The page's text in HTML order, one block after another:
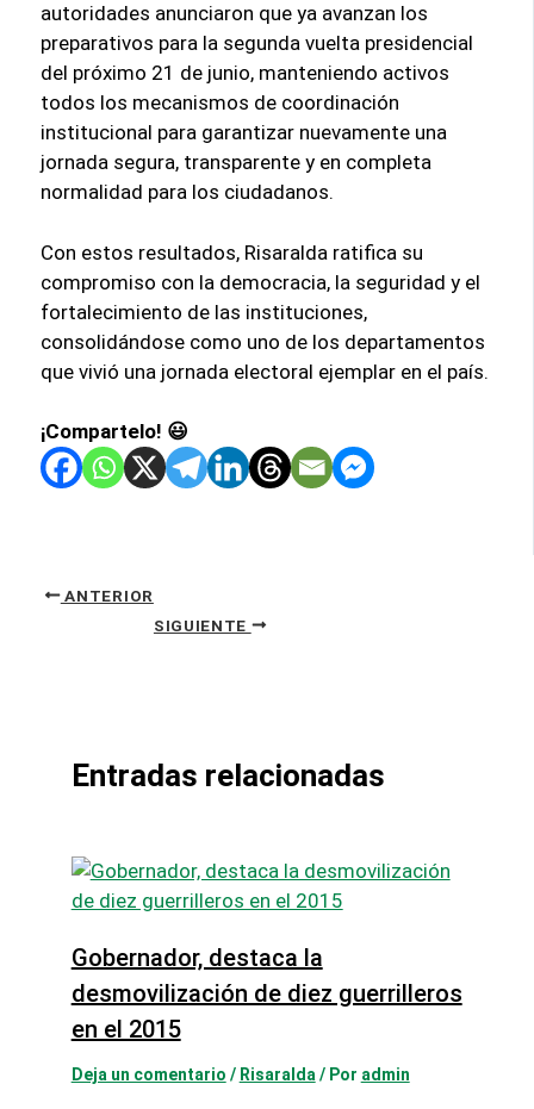
autoridades anunciaron que ya avanzan los
preparativos para la segunda vuelta presidencial
del próximo 21 de junio, manteniendo activos
todos los mecanismos de coordinación
institucional para garantizar nuevamente una
jornada segura, transparente y en completa
normalidad para los ciudadanos.
Con estos resultados, Risaralda ratifica su
compromiso con la democracia, la seguridad y el
fortalecimiento de las instituciones,
consolidándose como uno de los departamentos
que vivió una jornada electoral ejemplar en el país.
¡Compartelo! 😃
ANTERIOR
SIGUIENTE
Entradas relacionadas
Gobernador, destaca la
desmovilización de diez guerrilleros
en el 2015
Deja un comentario / Risaralda / Por admin